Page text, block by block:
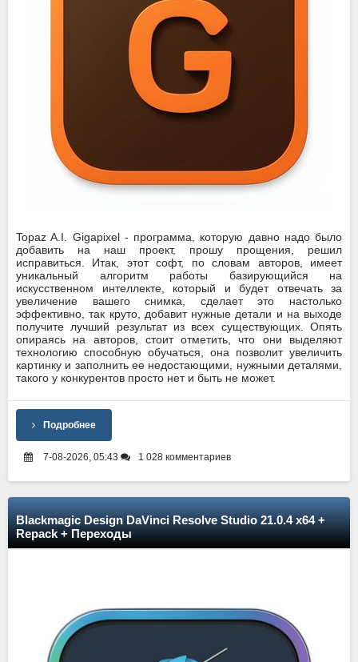
Topaz A.I. Gigapixel - программа, которую давно надо было
добавить на наш проект, прошу прощения, решил
исправиться. Итак, этот софт, по словам авторов, имеет
уникальный алгоритм работы базирующийся на
искусственном интеллекте, который и будет отвечать за
увеличение вашего снимка, сделает это настолько
эффективно, так круто, добавит нужные детали и на выходе
получите лучший результат из всех существующих. Опять
опираясь на авторов, стоит отметить, что они выделяют
технологию способную обучаться, она позволит увеличить
картинку и заполнить ее недостающими, нужными деталями,
такого у конкурентов просто нет и быть не может.
Подробнее
7-08-2026, 05:43 1 028 комментариев
Blackmagic Design DaVinci Resolve Studio 21.0.4 x64 +
Repack + Переходы